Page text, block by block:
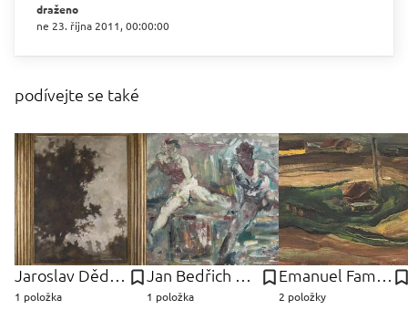
draženo
ne 23. října 2011, 00:00:00
podívejte se také
Jaroslav Dědina
1 položka
Jan Bedřich Plaček
1 položka
Emanuel Famíra
2 položky